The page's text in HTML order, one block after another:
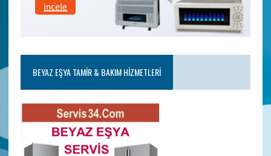
BEYAZ EŞYA TAMIR & BAKIM HIZMETLERI